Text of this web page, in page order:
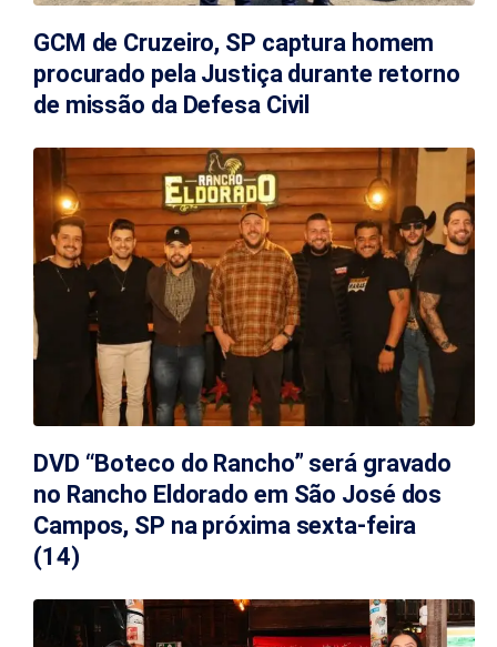
GCM de Cruzeiro, SP captura homem
procurado pela Justiça durante retorno
de missão da Defesa Civil
DVD “Boteco do Rancho” será gravado
no Rancho Eldorado em São José dos
Campos, SP na próxima sexta-feira
(14)